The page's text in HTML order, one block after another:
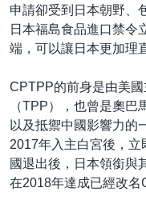
申請卻受到日本朝野、
日本福島食品進口禁令
端，可以讓日本更加理
CPTPP的前身是由美國
（TPP），也曾是奧巴
以及抵禦中國影響力的
2017年入主白宮後，
國退出後，日本領銜與
在2018年達成已經改名